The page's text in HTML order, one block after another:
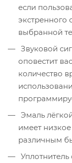
если
экстренного
выбранной
Звуковой
оповестит
количество
Эмаль
имеет
различным